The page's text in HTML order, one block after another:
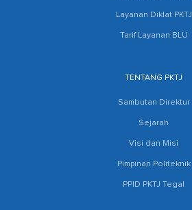
Layanan Diklat PKTJ
Tarif Layanan BLU
TENTANG PKTJ
Sambutan Direktur
Sejarah
Visi dan Misi
Pimpinan Politeknik
PPID PKTJ Tegal